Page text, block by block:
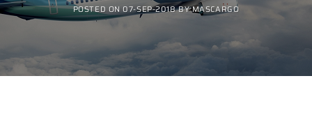
POSTED ON07-SEP-2018BYMASCARGO